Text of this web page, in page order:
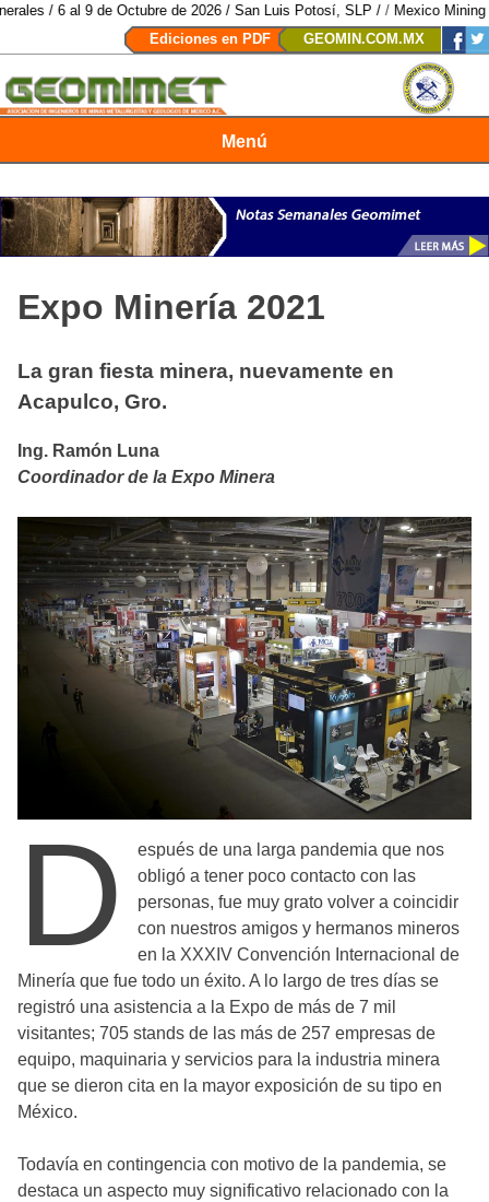
de 2026 / San Luis Potosí, SLP //Mexico Mining Forum / 2 de
Ediciones en PDF
GEOMIN.COM.MX
Menú
Expo Minería 2021
La gran fiesta minera, nuevamente en
Acapulco, Gro.
Ing. Ramón Luna
Coordinador de la Expo Minera
D
espués de una larga pandemia que nos
obligó a tener poco contacto con las
personas, fue muy grato volver a coincidir
con nuestros amigos y hermanos mineros
en la XXXIV Convención Internacional de
Minería que fue todo un éxito. A lo largo de tres días se
registró una asistencia a la Expo de más de 7 mil
visitantes; 705 stands de las más de 257 empresas de
equipo, maquinaria y servicios para la industria minera
que se dieron cita en la mayor exposición de su tipo en
México.
Todavía en contingencia con motivo de la pandemia, se
destaca un aspecto muy significativo relacionado con la